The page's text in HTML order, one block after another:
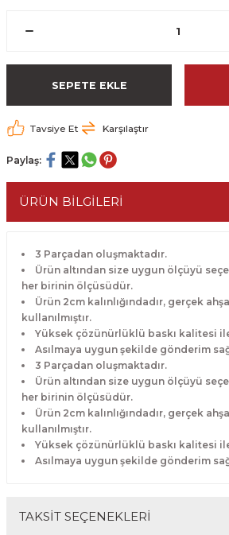
SEPETE EKLE
Tavsiye Et Karşılaştır
Paylaş:
ÜRÜN BİLGİLERİ
3 Parçadan oluşmaktadır.
Ürün altından size uygun ölçüyü
her birinin ölçüsüdür.
Ürün 2cm kalınlığındadır, gerçek
kullanılmıştır.
Yüksek çözünürlüklü baskı kalitesi
Asılmaya uygun şekilde gönderim
3 Parçadan oluşmaktadır.
Ürün altından size uygun ölçüyü
her birinin ölçüsüdür.
Ürün 2cm kalınlığındadır, gerçek
kullanılmıştır.
Yüksek çözünürlüklü baskı kalitesi
Asılmaya uygun şekilde gönderim
TAKSİT SEÇENEKLERİ